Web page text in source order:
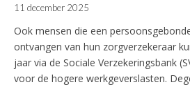
11 december 2025
Ook mensen die een
ontvangen van hun zorgverzekeraar
jaar via de Sociale Verzekeringsbank
voor de hogere werkgeverslasten.